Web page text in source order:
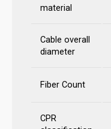
material
Cable overall
diameter
Fiber Count
CPR